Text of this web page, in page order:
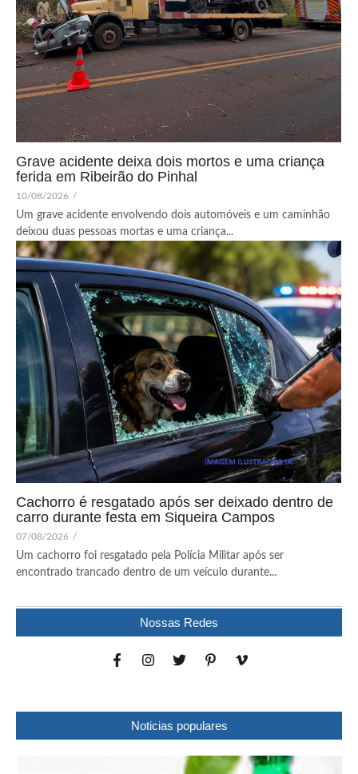
Grave acidente deixa dois mortos e uma criança
ferida em Ribeirão do Pinhal
10/08/2026 /
Um grave acidente envolvendo dois automóveis e um caminhão
deixou duas pessoas mortas e uma criança...
Cachorro é resgatado após ser deixado dentro de
carro durante festa em Siqueira Campos
07/08/2026 /
Um cachorro foi resgatado pela Polícia Militar após ser
encontrado trancado dentro de um veículo durante...
Nossas Redes
Noticias populares